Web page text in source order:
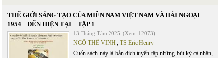
THẾ GIỚI SÁNG TẠO CỦA MIỀN NAM VIỆT NAM VÀ HẢI NGOẠI
1954 – ĐẾN HIỆN TẠI – TẬP 1
13 Tháng Tám 2025 (Xem: 12073)
NGÔ THẾ VINH, TS Eric Henry
Cuốn sách này là bản dịch tuyển tập những bút ký cá nhân,